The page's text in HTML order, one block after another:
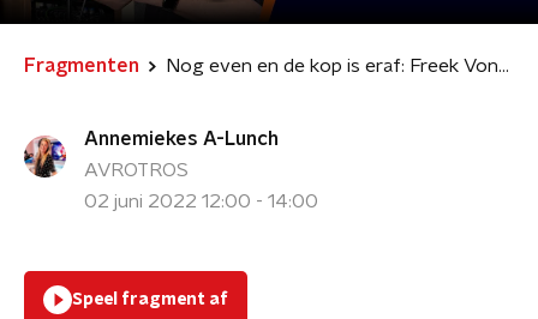
Fragmenten Nog even en de kop is eraf: Freek Vonk voice-over van voortplantingsdocu
Annemiekes A-Lunch
AVROTROS
02 juni 2022 12:00 - 14:00
Speel fragment af